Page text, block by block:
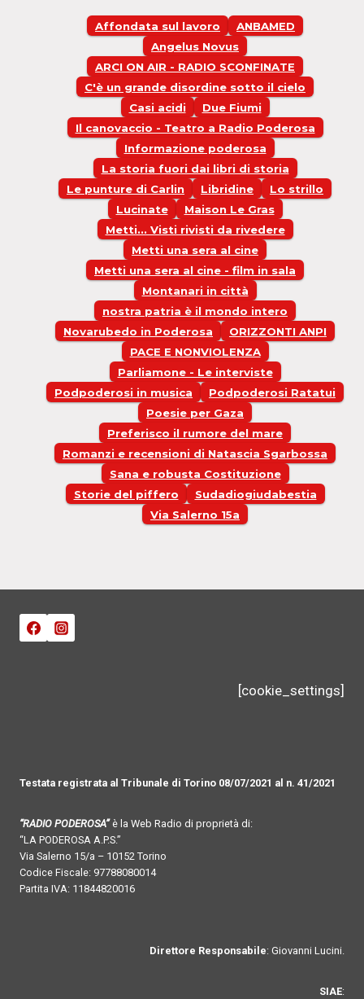
Affondata sul lavoro
ANBAMED
Angelus Novus
ARCI ON AIR - RADIO SCONFINATE
C'è un grande disordine sotto il cielo
Casi acidi
Due Fiumi
Il canovaccio - Teatro a Radio Poderosa
Informazione poderosa
La storia fuori dai libri di storia
Le punture di Carlin
Libridine
Lo strillo
Lucinate
Maison Le Gras
Metti... Visti rivisti da rivedere
Metti una sera al cine
Metti una sera al cine - film in sala
Montanari in città
nostra patria è il mondo intero
Novarubedo in Poderosa
ORIZZONTI ANPI
PACE E NONVIOLENZA
Parliamone - Le interviste
Podpoderosi in musica
Podpoderosi Ratatui
Poesie per Gaza
Preferisco il rumore del mare
Romanzi e recensioni di Natascia Sgarbossa
Sana e robusta Costituzione
Storie del piffero
Sudadiogiudabestia
Via Salerno 15a
[cookie_settings]
Testata registrata al Tribunale di Torino 08/07/2021 al n. 41/2021
“RADIO PODEROSA”è la Web Radio di proprietà di:
“LA PODEROSA A.P.S.”
Via Salerno 15/a – 10152 Torino
Codice Fiscale: 97788080014
Partita IVA: 11844820016
Direttore Responsabile: Giovanni Lucini.
SIAE: